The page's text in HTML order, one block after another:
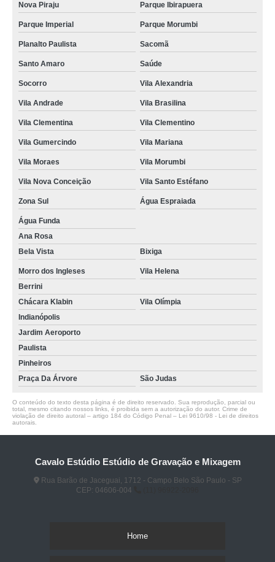
Nova Piraju Parque Ibirapuera
Parque Imperial Parque Morumbi
Planalto Paulista Sacomã
Santo Amaro Saúde
Socorro Vila Alexandria
Vila Andrade Vila Brasilina
Vila Clementina Vila Clementino
Vila Gumercindo Vila Mariana
Vila Moraes Vila Morumbi
Vila Nova Conceição Vila Santo Estéfano
Zona Sul Água Espraiada
Água Funda
Ana Rosa
Bela Vista
Bixiga
Morro dos Ingleses
Vila Helena
Berrini
Chácara Klabin
Vila Olímpia
Indianópolis
Jardim Aeroporto
Paulista
Pinheiros
Praça Da Árvore
São Judas
O conteúdo do texto desta página é de direito reservado. Sua reprodução, parcial ou
total, mesmo citando nossos links, é proibida sem a autorização do autor. Crime de
violação de direito autoral – artigo 184 do Código Penal – Lei 9610/98 - Lei de direitos
autorais
Cavalo Estúdio Estúdio de Gravação e Mixagem
Rua Barão de Jaceguai, 1712 - Campo Belo São Paulo - SP
CEP: 04606-004
Home